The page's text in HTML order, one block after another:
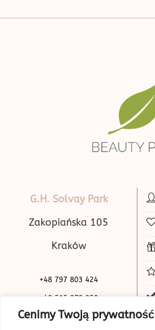
Cenimy Twoją prywatność
G.H. Solvay Park
Zakopiańska 105
Kraków
+48 797 803 424
+48 515 070 250
biuro@beauty-park.pl